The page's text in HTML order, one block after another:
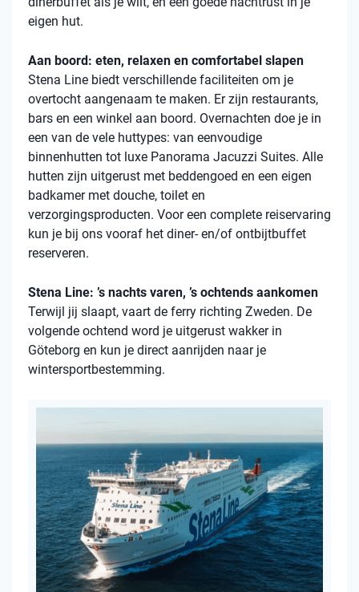
eigen hut.
Aan boord: eten, relaxen en comfortabel slapen
Stena Line biedt verschillende faciliteiten om je
overtocht aangenaam te maken. Er zijn restaurants,
bars en een winkel aan boord. Overnachten doe je in
een van de vele huttypes: van eenvoudige
binnenhutten tot luxe Panorama Jacuzzi Suites. Alle
hutten zijn uitgerust met beddengoed en een eigen
badkamer met douche, toilet en
verzorgingsproducten. Voor een complete reiservaring
kun je bij ons vooraf het diner- en/of ontbijtbuffet
reserveren.
Stena Line: ’s nachts varen, ’s ochtends aankomen
Terwijl jij slaapt, vaart de ferry richting Zweden. De
volgende ochtend word je uitgerust wakker in
Göteborg en kun je direct aanrijden naar je
wintersportbestemming.